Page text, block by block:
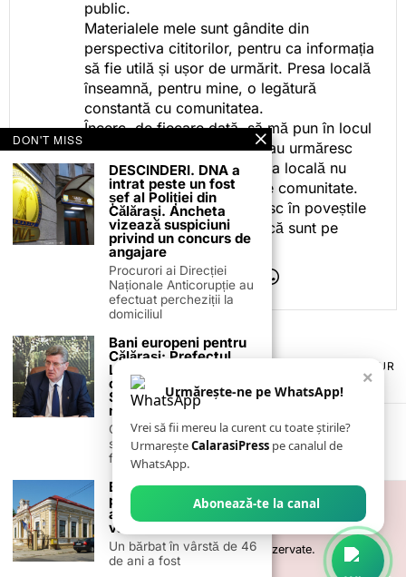
public.
Materialele mele sunt gândite din
perspectiva cititorilor, pentru ca informația
să fie utilă și ușor de urmărit. Presa locală
înseamnă, pentru mine, o legătură
constantă cu comunitatea.
Încerc, de fiecare dată, să mă pun în locul
celor care citesc, privesc sau urmăresc
ceea ce fac. Pentru că presa locală nu
este despre mine, ci despre comunitate.
Iar dacă oamenii se regăsesc în poveștile
pe care le spun, înseamnă că sunt pe
drumul bun.
TERMENI ȘI CONDIȚII
POLITICA DE ANULARE & RETUR
PUBLICITATE ONLINE & TIPĂRITĂ
CONTACT
ZIARUL ANUNȚUL CĂLĂRĂȘEAN
© 2026- Toate drepturile sunt rezervate.
×
Urmărește-ne pe WhatsApp!
Vrei să fii mereu la curent cu toate știrile?
UrmareșteCalarasiPress pe canalul de
WhatsApp.
Abonează-te la canal
DON'T MISS
DESCINDERI. DNA a
intrat peste un fost
șef al Poliției din
Călărași. Ancheta
vizează suspiciuni
privind un concurs de
angajare
Procurori ai Direcției
Naționale Anticorupție au
efectuat percheziții la
domiciliul
Bani europeni pentru
Călărași: Prefectul
Laurențiu State anunță
colaborarea cu ADR
Sud-Muntenia pentru
noi finanțări
Călărașul se pregătește
să intre pe harta
finanțărilor europene, cu
Bărbat arestat
preventiv după ce și-
ar fi bătut mama în
vârstă de 73 de ani
Un bărbat în vârstă de 46
de ani a fost